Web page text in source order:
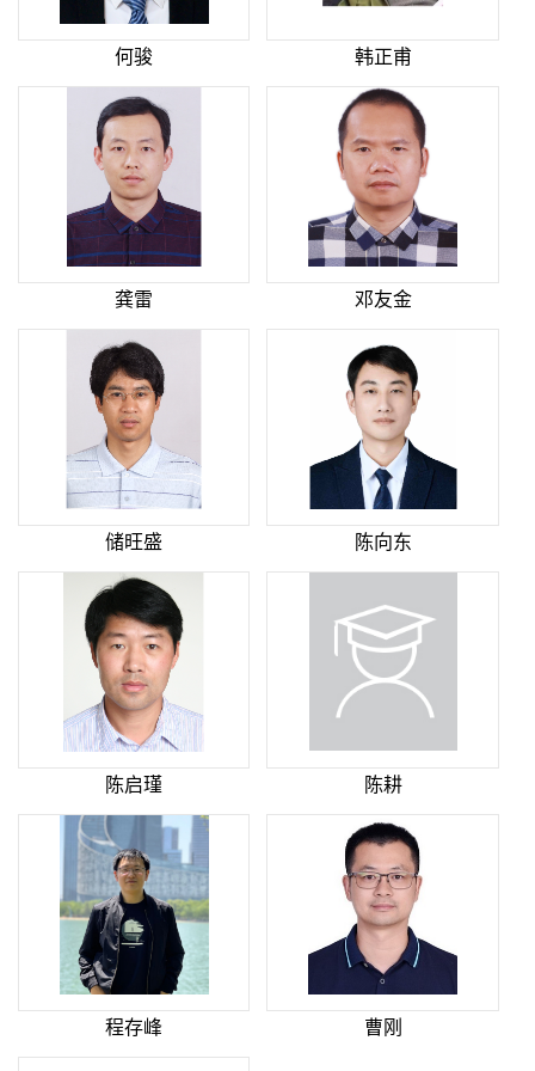
何骏 韩正甫
龚雷 邓友金
储旺盛 陈向东
陈启瑾 陈耕
程存峰 曹刚